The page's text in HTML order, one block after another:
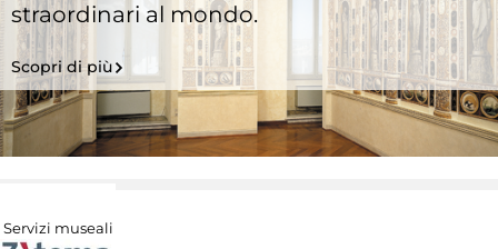
straordinari al mondo.
Scopri di più
Servizi museali